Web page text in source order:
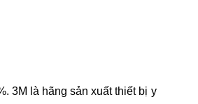
3M là hãng sản xuất thiết bị y